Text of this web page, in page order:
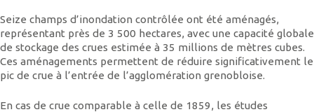
Seize champs d’inondation contrôlée ont été aménagés,
représentant près de 3 500 hectares, avec une capacité globale
de stockage des crues estimée à 35 millions de mètres cubes.
Ces aménagements permettent de réduire significativement le
pic de crue à l’entrée de l’agglomération grenobloise.
En cas de crue comparable à celle de 1859, les études